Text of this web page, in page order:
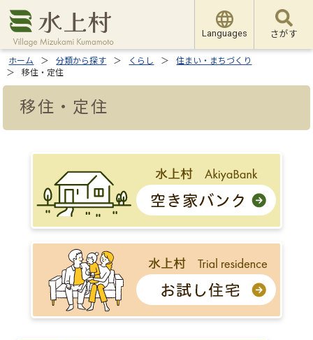
Languages さがす
ホーム 分類から探す くらし
住まい・まちづくり
移住・定住
移住・定住